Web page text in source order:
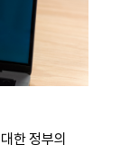
한 정부의